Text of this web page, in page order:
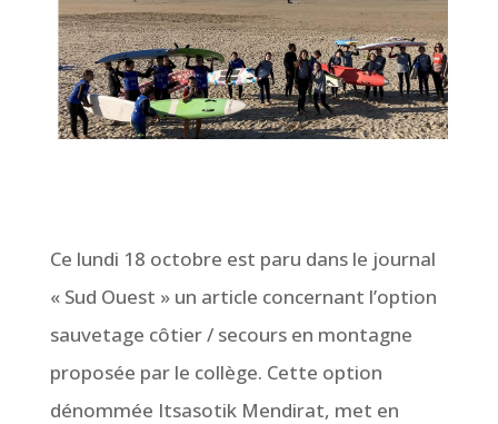
Ce lundi 18 octobre est paru dans le journal
« Sud Ouest » un article concernant l’option
sauvetage côtier / secours en montagne
proposée par le collège. Cette option
dénommée Itsasotik Mendirat, met en